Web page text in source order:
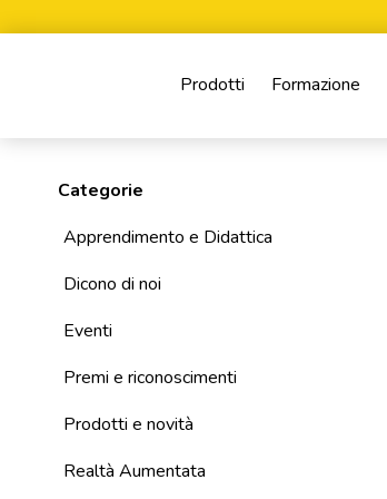
Prodotti Formazione
Categorie
Apprendimento e Didattica
Dicono di noi
Eventi
Premi e riconoscimenti
Prodotti e novità
Realtà Aumentata